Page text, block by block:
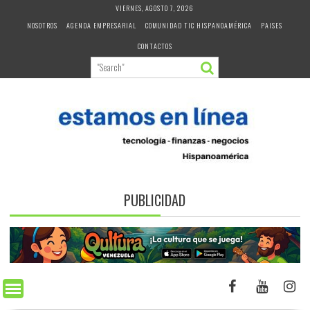
VIERNES, AGOSTO 7, 2026
NOSOTROS
AGENDA EMPRESARIAL COMUNIDAD TIC HISPANOAMÉRICA
PAISES
CONTACTOS
PUBLICIDAD